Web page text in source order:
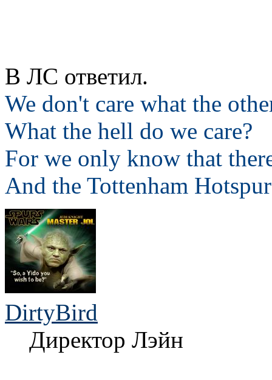
В ЛС ответил.
We don't care what the
What the hell do we care?
For we only know that
And the Tottenham
DirtyBird
Директор Лэйн